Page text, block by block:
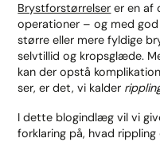
Brystforstørrelser er en af
operationer – og med god
større eller mere fyldige
selvtillid og kropsglæde.
kan der opstå
ser, er det, vi kalder
I dette blogindlæg vil vi
forklaring på, hvad